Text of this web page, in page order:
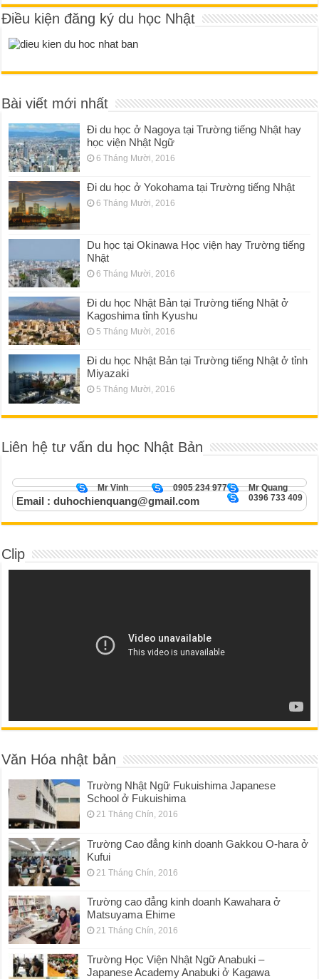
Điều kiện đăng ký du học Nhật
Bài viết mới nhất
Đi du học ở Nagoya tại Trường tiếng Nhật hay
học viện Nhật Ngữ
6 Tháng Mười, 2016
Đi du học ở Yokohama tại Trường tiếng Nhật
6 Tháng Mười, 2016
Du học tại Okinawa Học viện hay Trường tiếng
Nhật
6 Tháng Mười, 2016
Đi du học Nhật Bản tại Trường tiếng Nhật ở
Kagoshima tỉnh Kyushu
5 Tháng Mười, 2016
Đi du học Nhật Bản tại Trường tiếng Nhật ở tỉnh
Miyazaki
5 Tháng Mười, 2016
Liên hệ tư vấn du học Nhật Bản
Mr Quang
0905 234 977
Mr Vinh
0396 733 409
Email : duhochienquang@gmail.com
Clip
Văn Hóa nhật bản
Trường Nhật Ngữ Fukuishima Japanese
School ở Fukuishima
21 Tháng Chín, 2016
Trường Cao đẳng kinh doanh Gakkou O-hara ở
Kufui
21 Tháng Chín, 2016
Trường cao đẳng kinh doanh Kawahara ở
Matsuyama Ehime
21 Tháng Chín, 2016
Trường Học Viện Nhật Ngữ Anabuki –
Japanese Academy Anabuki ở Kagawa